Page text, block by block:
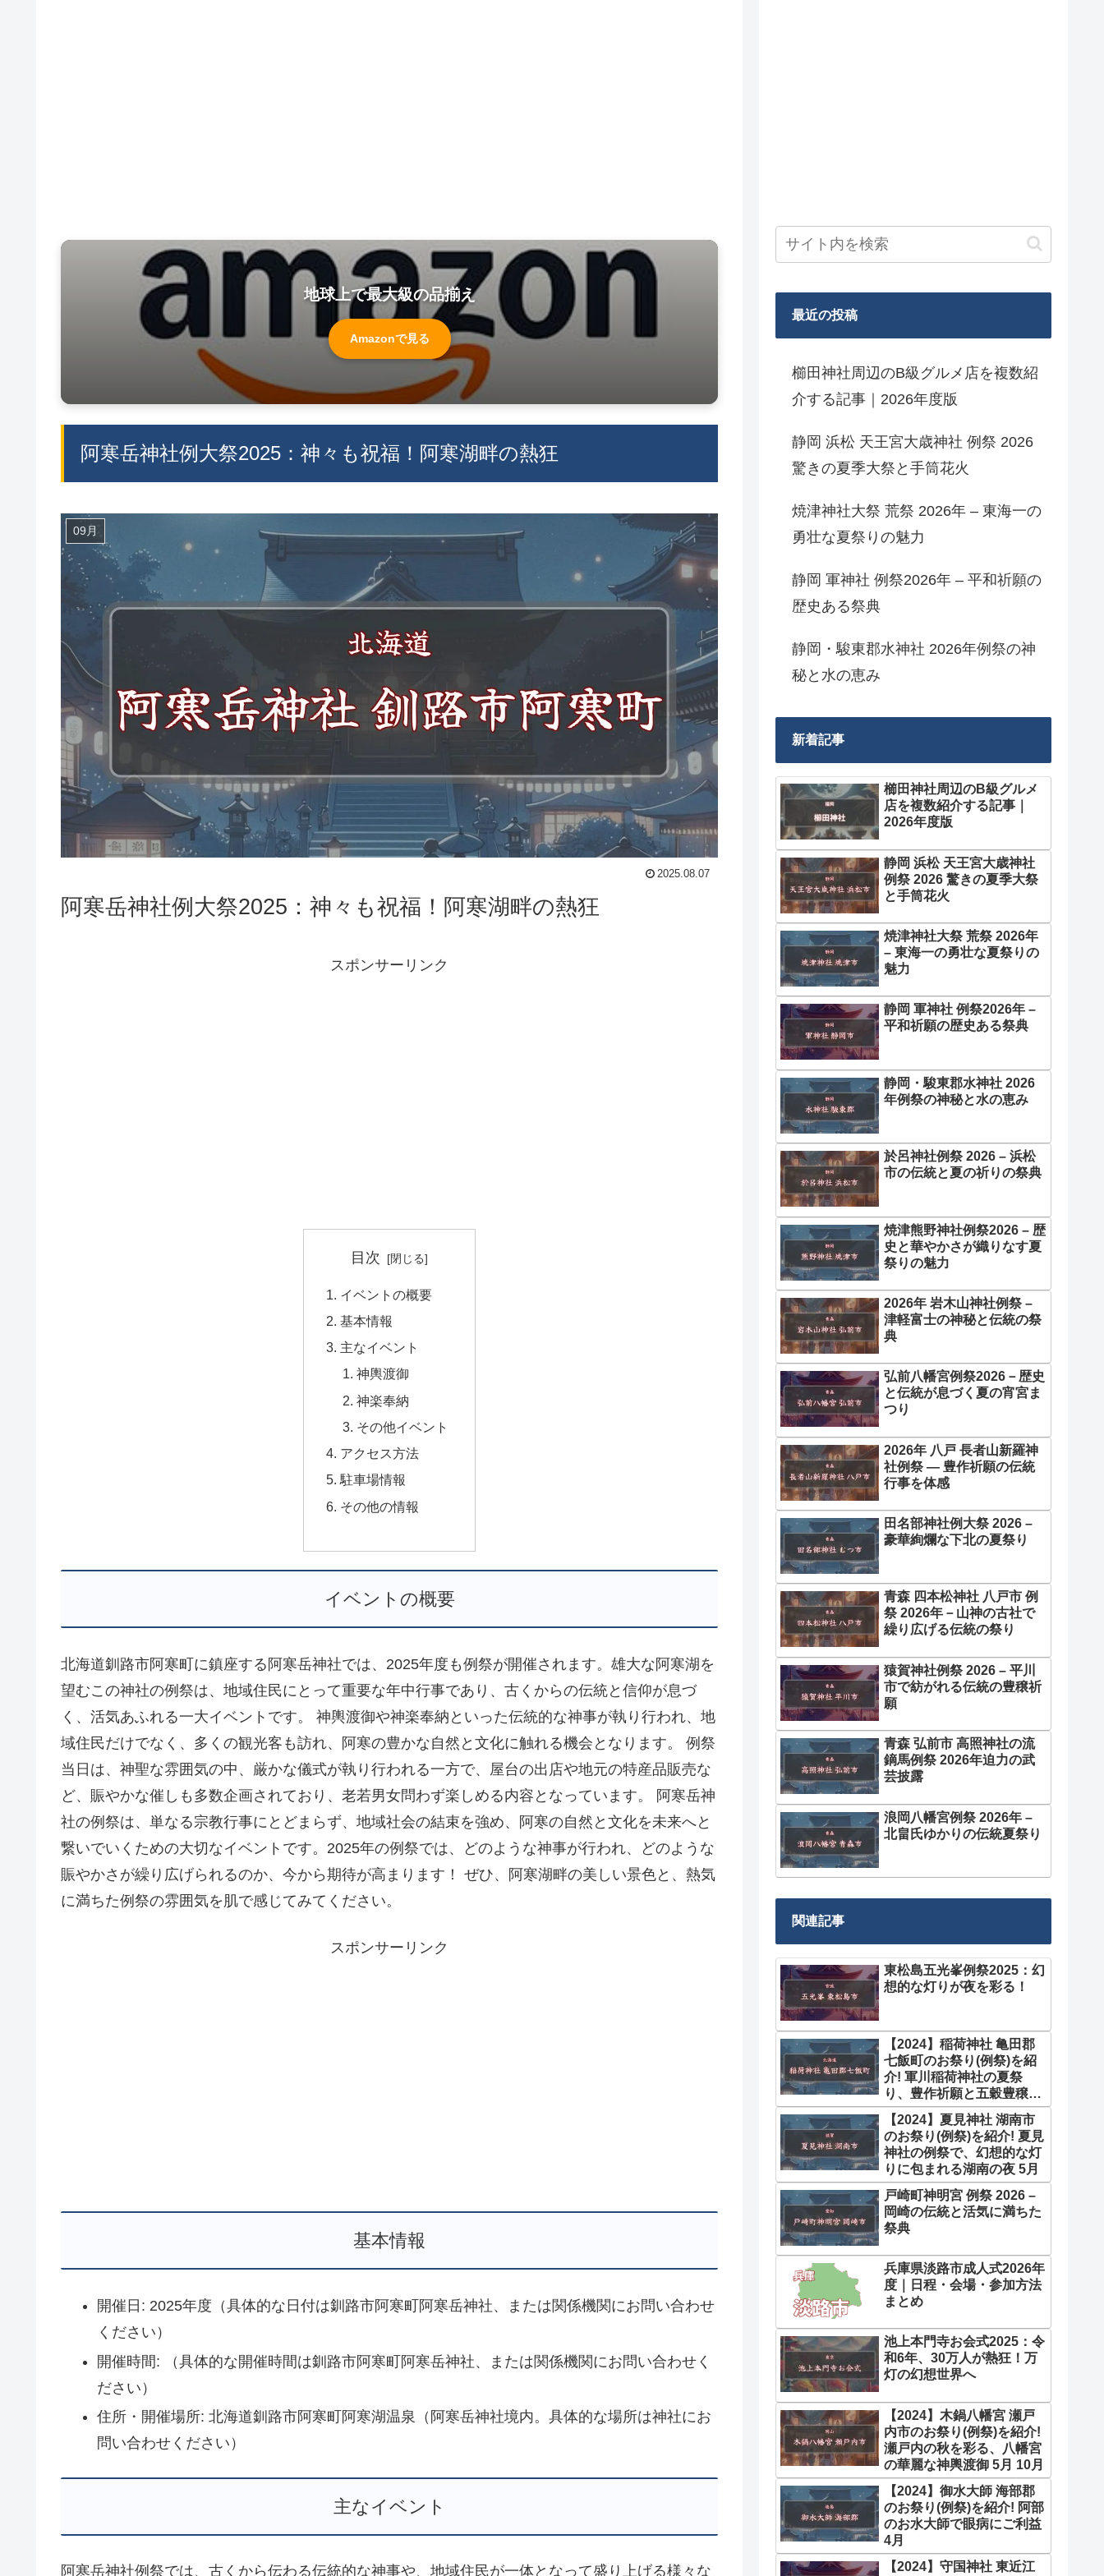
地球上で最大級の品揃え
Amazonで見る
阿寒岳神社例大祭2025：神々も祝福！阿寒湖畔の熱狂
09月
2025.08.07
阿寒岳神社例大祭2025：神々も祝福！阿寒湖畔の熱狂
スポンサーリンク
目次
イベントの概要
基本情報
主なイベント
神輿渡御
神楽奉納
その他イベント
アクセス方法
駐車場情報
その他の情報
イベントの概要
北海道釧路市阿寒町に鎮座する阿寒岳神社では、2025年度も例祭が開催されます。雄大な阿寒湖を
望むこの神社の例祭は、地域住民にとって重要な年中行事であり、古くからの伝統と信仰が息づ
く、活気あふれる一大イベントです。 神輿渡御や神楽奉納といった伝統的な神事が執り行われ、地
域住民だけでなく、多くの観光客も訪れ、阿寒の豊かな自然と文化に触れる機会となります。 例祭
当日は、神聖な雰囲気の中、厳かな儀式が執り行われる一方で、屋台の出店や地元の特産品販売な
ど、賑やかな催しも多数企画されており、老若男女問わず楽しめる内容となっています。 阿寒岳神
社の例祭は、単なる宗教行事にとどまらず、地域社会の結束を強め、阿寒の自然と文化を未来へと
繋いでいくための大切なイベントです。2025年の例祭では、どのような神事が行われ、どのような
賑やかさが繰り広げられるのか、今から期待が高まります！ ぜひ、阿寒湖畔の美しい景色と、熱気
に満ちた例祭の雰囲気を肌で感じてみてください。
スポンサーリンク
基本情報
開催日: 2025年度（具体的な日付は釧路市阿寒町阿寒岳神社、または関係機関にお問い合わせ
ください）
開催時間: （具体的な開催時間は釧路市阿寒町阿寒岳神社、または関係機関にお問い合わせく
ださい）
住所・開催場所: 北海道釧路市阿寒町阿寒湖温泉（阿寒岳神社境内。具体的な場所は神社にお
問い合わせください）
主なイベント
阿寒岳神社例祭では、古くから伝わる伝統的な神事や、地域住民が一体となって盛り上げる様々な
最近の投稿
櫛田神社周辺のB級グルメ店を複数紹
介する記事｜2026年度版
静岡 浜松 天王宮大歳神社 例祭 2026
驚きの夏季大祭と手筒花火
焼津神社大祭 荒祭 2026年 – 東海一の
勇壮な夏祭りの魅力
静岡 軍神社 例祭2026年 – 平和祈願の
歴史ある祭典
静岡・駿東郡水神社 2026年例祭の神
秘と水の恵み
新着記事
櫛田神社周辺のB級グルメ
店を複数紹介する記事｜
2026年度版
静岡 浜松 天王宮大歳神社
例祭 2026 驚きの夏季大祭
と手筒花火
焼津神社大祭 荒祭 2026年
– 東海一の勇壮な夏祭りの
魅力
静岡 軍神社 例祭2026年 –
平和祈願の歴史ある祭典
静岡・駿東郡水神社 2026
年例祭の神秘と水の恵み
於呂神社例祭 2026 – 浜松
市の伝統と夏の祈りの祭典
焼津熊野神社例祭2026 – 歴
史と華やかさが織りなす夏
祭りの魅力
2026年 岩木山神社例祭 –
津軽富士の神秘と伝統の祭
典
弘前八幡宮例祭2026－歴史
と伝統が息づく夏の宵宮ま
つり
2026年 八戸 長者山新羅神
社例祭 ― 豊作祈願の伝統
行事を体感
田名部神社例大祭 2026 –
豪華絢爛な下北の夏祭り
青森 四本松神社 八戸市 例
祭 2026年－山神の古社で
繰り広げる伝統の祭り
猿賀神社例祭 2026 – 平川
市で紡がれる伝統の豊穣祈
願
青森 弘前市 高照神社の流
鏑馬例祭 2026年迫力の武
芸披露
浪岡八幡宮例祭 2026年 –
北畠氏ゆかりの伝統夏祭り
関連記事
東松島五光峯例祭2025：幻
想的な灯りが夜を彩る！
【2024】稲荷神社 亀田郡
七飯町のお祭り(例祭)を紹
介! 軍川稲荷神社の夏祭
り、豊作祈願と五穀豊穣を
願う 8月
【2024】夏見神社 湖南市
のお祭り(例祭)を紹介! 夏見
神社の例祭で、幻想的な灯
りに包まれる湖南の夜 5月
戸崎町神明宮 例祭 2026 –
岡崎の伝統と活気に満ちた
祭典
兵庫県淡路市成人式2026年
度｜日程・会場・参加方法
まとめ
池上本門寺お会式2025：令
和6年、30万人が熱狂！万
灯の幻想世界へ
【2024】木鍋八幡宮 瀬戸
内市のお祭り(例祭)を紹介!
瀬戸内の秋を彩る、八幡宮
の華麗な神輿渡御 5月 10月
【2024】御水大師 海部郡
のお祭り(例祭)を紹介! 阿部
のお水大師で眼病にご利益
4月
【2024】守国神社 東近江